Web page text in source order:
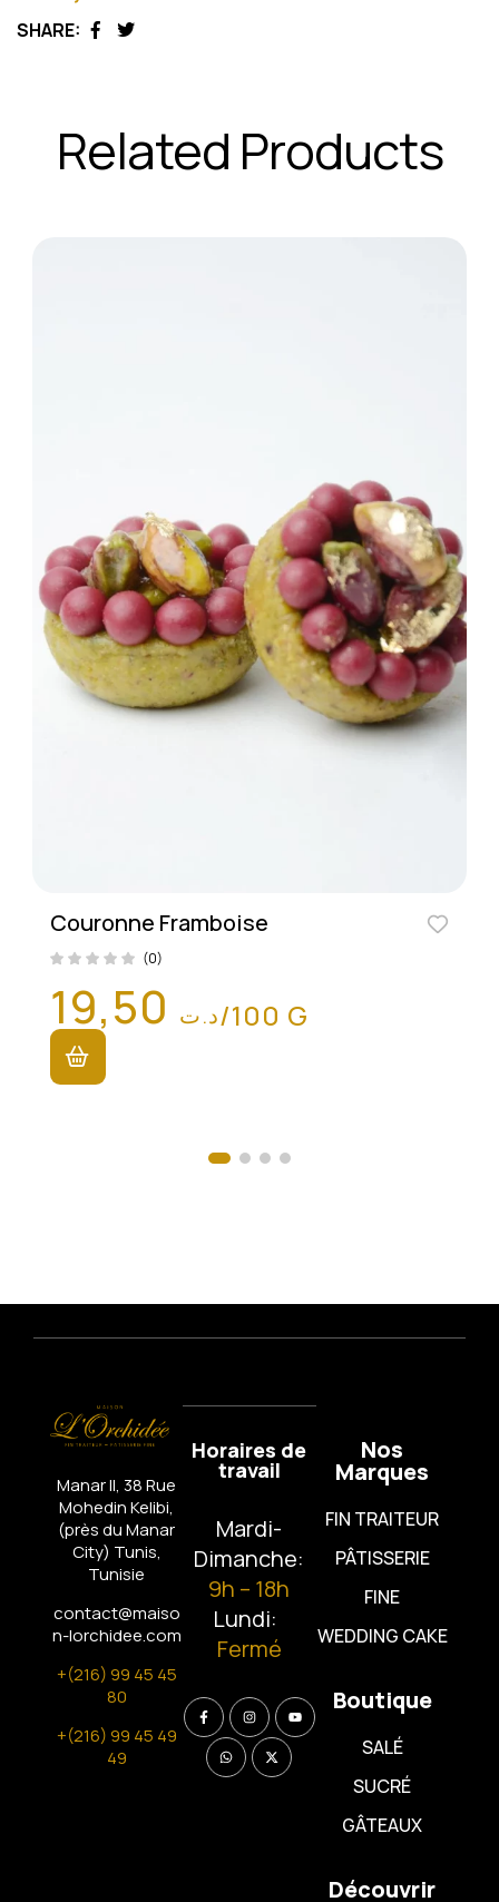
SHARE:
Facebook
Twitter
Related Products
Couronne Framboise
(0)
د.ت/100 G
Manar II, 38 Rue
Mohedin Kelibi,
(près du Manar
City) Tunis,
Tunisie
contact@maiso
n-lorchidee.com
+(216) 99 45 45
80
+(216) 99 45 49
49
Nos
Marques
FIN TRAITEUR
PÂTISSERIE
FINE
WEDDING CAKE
Boutique
SALÉ
SUCRÉ
GÂTEAUX
Découvrir
Horaires de
travail
Mardi-
Dimanche:
9h – 18h
Lundi:
Fermé